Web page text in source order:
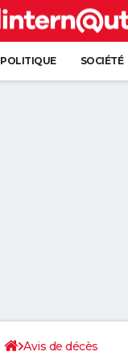
POLITIQUE SOCIÉTÉ
Avis de décès